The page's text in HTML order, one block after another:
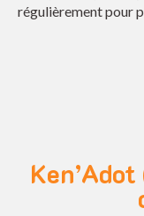
régulièrement pour